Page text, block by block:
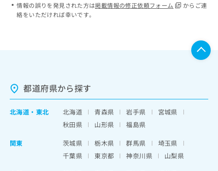
情報の誤りを発見された方は掲載情報の修正依頼フォーム
からご連
絡をいただければ幸いです。
都道府県から探す
北海道 ・ 東北 北海道 青森県 岩手県
宮城県
秋田県
山形県
福島県
関東
茨城県 栃木県 群馬県
埼玉県
千葉県
東京都 神奈川県
山梨県